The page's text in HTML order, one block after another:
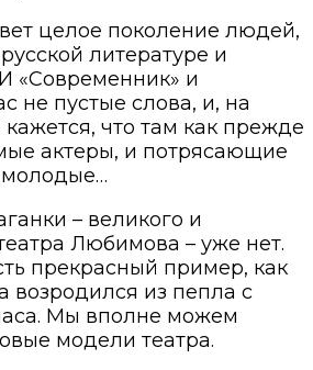
целое поколение людей,
литературе и
«Современник» и
не пустые слова, и, на
что там как прежде
актеры, и потрясающие
– великого и
Любимова – уже нет.
прекрасный пример, как
возродился из пепла с
Мы вполне можем
модели театра.